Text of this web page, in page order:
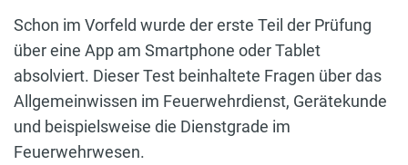
Schon im Vorfeld wurde der erste Teil der Prüfung
über eine App am Smartphone oder Tablet
absolviert. Dieser Test beinhaltete Fragen über das
Allgemeinwissen im Feuerwehrdienst, Gerätekunde
und beispielsweise die Dienstgrade im
Feuerwehrwesen.